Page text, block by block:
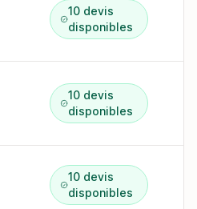
10 devis
disponibles
10 devis
disponibles
10 devis
disponibles